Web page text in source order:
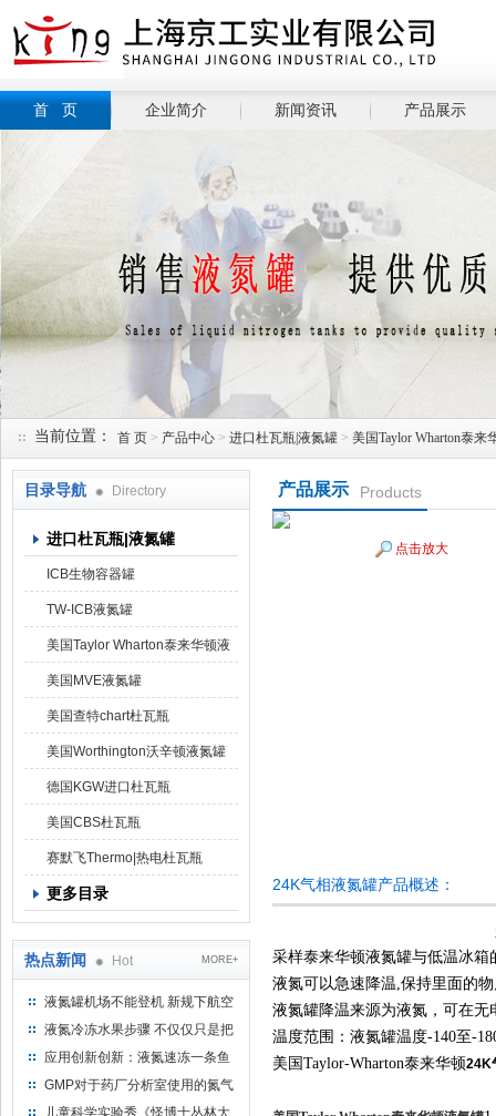
上海京工实业有限公司
首 页 企业简介 新闻资讯 产品展示
当前位置： 首 页 > 产品中心 > 进口杜瓦瓶|液氮罐 > 美国Taylor Wharton泰来
目录导航 Directory
进口杜瓦瓶|液氮罐
ICB生物容器罐
TW-ICB液氮罐
美国Taylor Wharton泰来华顿液
氮罐
美国MVE液氮罐
美国查特chart杜瓦瓶
美国Worthington沃辛顿液氮罐
德国KGW进口杜瓦瓶
美国CBS杜瓦瓶
赛默飞Thermo|热电杜瓦瓶
更多目录
热点新闻 Hot MORE+
液氮罐机场不能登机 新规下航空
运输罐能否上飞机
液氮冷冻水果步骤 不仅仅只是把
水果扔到液氮中
应用创新创新：液氮速冻一条鱼
只需15分钟 保持活鲜一整年
GMP对于药厂分析室使用的氮气
钢瓶存放标准
儿童科学实验秀《怪博士丛林大
产品展示 Products
点击放大
24K气相液氮罐产品概述：
采样泰来华顿液氮罐与低温冰箱
液氮可以急速降温,保持里面的
液氮罐降温来源为液氮，可在
温度范围：液氮罐温度-140至-
美国Taylor-Wharton泰来华顿24K